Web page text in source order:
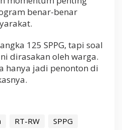
benar-benar
125 SPPG, tapi soal
dirasakan oleh warga.
hanya jadi penonton di
RT-RW
SPPG